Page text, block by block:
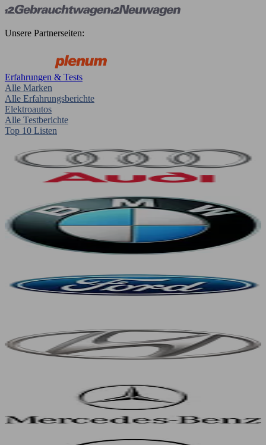
Unsere Partnerseiten:
Erfahrungen & Tests
Alle Marken
Alle Erfahrungsberichte
Elektroautos
Alle Testberichte
Top 10 Listen